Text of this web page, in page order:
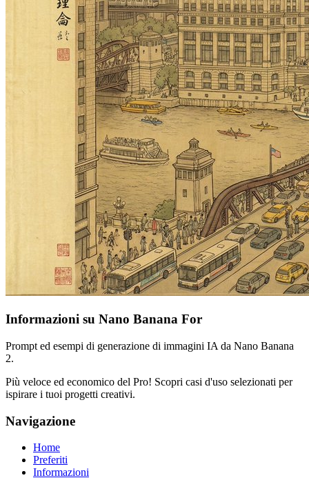
Informazioni su Nano Banana For
Prompt ed esempi di generazione di immagini IA da Nano Banana
2.
Più veloce ed economico del Pro! Scopri casi d'uso selezionati per
ispirare i tuoi progetti creativi.
Navigazione
Home
Preferiti
Informazioni